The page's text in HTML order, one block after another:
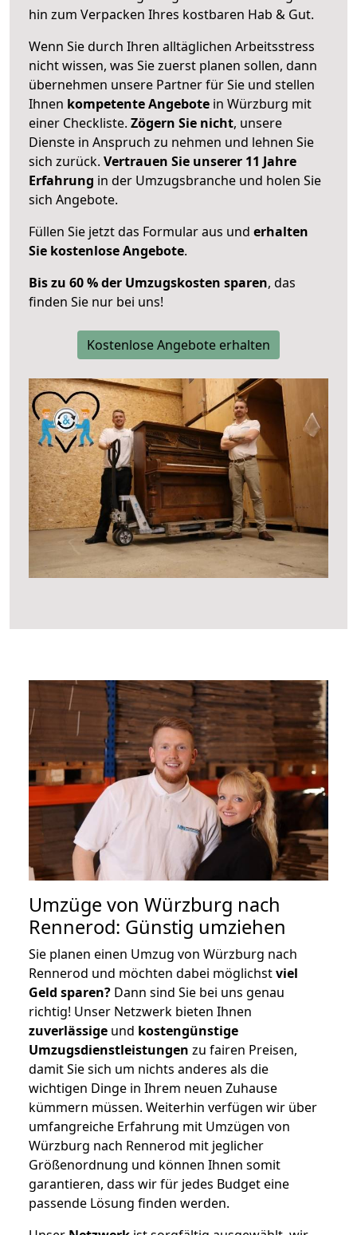
hin zum Verpacken Ihres kostbaren Hab & Gut.
Wenn Sie durch Ihren alltäglichen Arbeitsstress
nicht wissen, was Sie zuerst planen sollen, dann
übernehmen unsere Partner für Sie und stellen
Ihnen kompetente Angebote in Würzburg mit
einer Checkliste. Zögern Sie nicht, unsere
Dienste in Anspruch zu nehmen und lehnen Sie
sich zurück. Vertrauen Sie unserer 11 Jahre
Erfahrung in der Umzugsbranche und holen Sie
sich Angebote.
Füllen Sie jetzt das Formular aus und erhalten
Sie kostenlose Angebote.
Bis zu 60 % der Umzugskosten sparen, das
finden Sie nur bei uns!
Kostenlose Angebote erhalten
Umzüge von Würzburg nach
Rennerod: Günstig umziehen
Sie planen einen Umzug von Würzburg nach
Rennerod und möchten dabei möglichstviel
Geld sparen? Dann sind Sie bei uns genau
richtig! Unser Netzwerk bieten Ihnen
zuverlässige und kostengünstige
Umzugsdienstleistungen zu fairen Preisen,
damit Sie sich um nichts anderes als die
wichtigen Dinge in Ihrem neuen Zuhause
kümmern müssen. Weiterhin verfügen wir über
umfangreiche Erfahrung mit Umzügen von
Würzburg nach Rennerod mit jeglicher
Größenordnung und können Ihnen somit
garantieren, dass wir für jedes Budget eine
passende Lösung finden werden.